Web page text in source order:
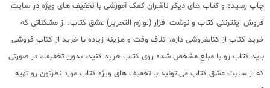
چاپ رسیده و کتاب های دیگر ناشران کمک آموزشی با تخفیف های ویژه در سایت
فروش اینترنتی کتاب و نوشت افزار (لوازم التحریر) عشق کتاب. از مشکلاتی که
خرید کتاب از کتابفروشی داره، اتلاف وقت و هزینه زیاده با خرید از کتاب فروشی
باید کتاب رو با مبلغ مشخص شده روی کتاب خرید کنید، بدون تخفیف، در صورتی
که از سایت عشق کتاب می تونید با تخفیف های ویژه کتاب مورد نظرتون رو تهیه